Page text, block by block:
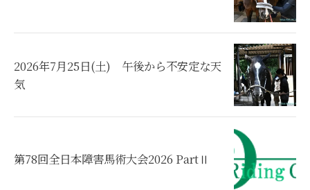
2026年7月25日(土) 午後から不安定な天
気
第78回全日本障害馬術大会2026 PartⅡ